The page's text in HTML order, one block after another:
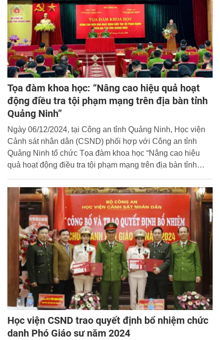
Tọa đàm khoa học: “Nâng cao hiệu quả hoạt
động điều tra tội phạm mạng trên địa bàn tỉnh
Quảng Ninh”
Ngày 06/12/2024, tại Công an tỉnh Quảng Ninh, Học viện
Cảnh sát nhân dân (CSND) phối hợp với Công an tỉnh
Quảng Ninh tổ chức Tọa đàm khoa học “Nâng cao hiệu
quả hoạt động điều tra tội phạm mạng trên địa bàn tỉnh
Học viện CSND trao quyết định bổ nhiệm chức
danh Phó Giáo sư năm 2024